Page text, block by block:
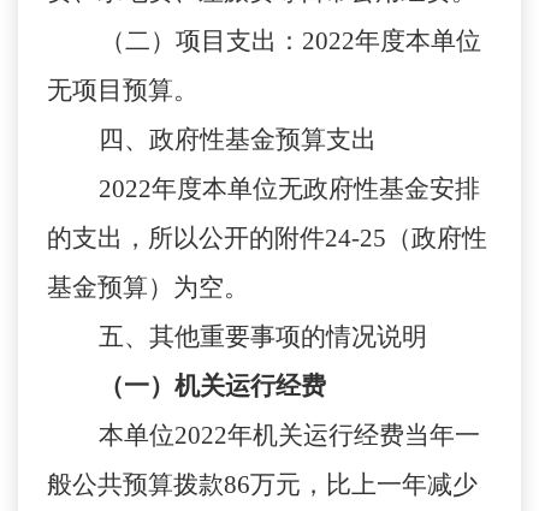
（二）项目支出： 2022年度本单位
无项目预算。
四、政府性基金预算支出
2022年度本单位无政府性基金安排
的支出 ， 所以公开的附件24-25 （政府性
基金预算） 为空。
五、其他重要事项的情况说明
（一）机关运行经费
本单位2022年机关运行经费当年一
般公共预算拨款86万元， 比 上一年减少